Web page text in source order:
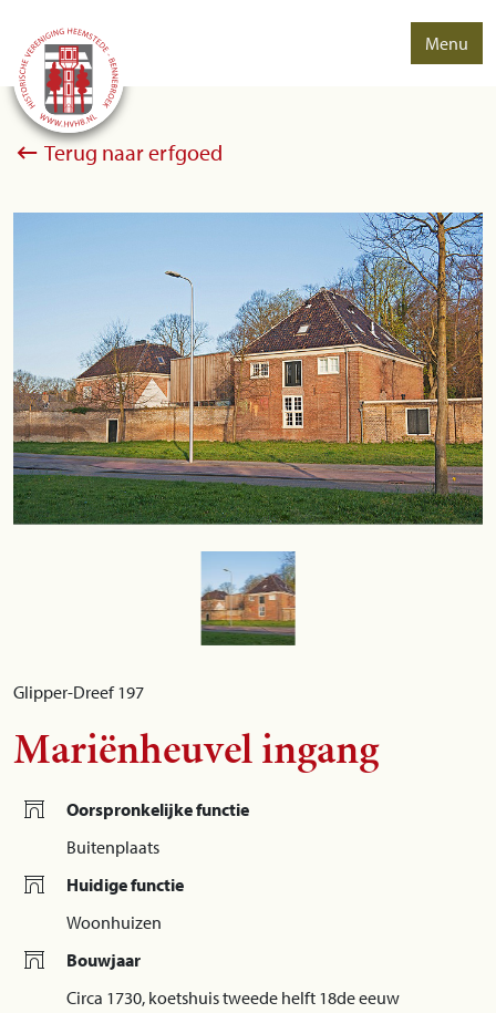
Menu
Terug naar erfgoed
Glipper-Dreef 197
Mariënheuvel ingang
Oorspronkelijke functie
Buitenplaats
Huidige functie
Woonhuizen
Bouwjaar
Circa 1730, koetshuis tweede helft 18de eeuw